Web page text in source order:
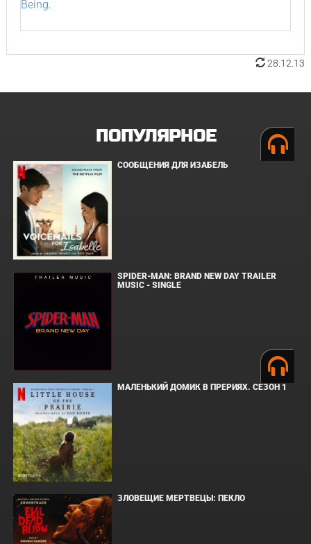
Being.
28.12.13
ПОПУЛЯРНОЕ
СООБЩЕНИЯ ДЛЯ ИЗАБЕЛЬ
SPIDER-MAN: BRAND NEW DAY TRAILER
MUSIC - SINGLE
МАЛЕНЬКИЙ ДОМИК В ПРЕРИЯХ. СЕЗОН 1
ЗЛОВЕЩИЕ МЕРТВЕЦЫ: ПЕКЛО